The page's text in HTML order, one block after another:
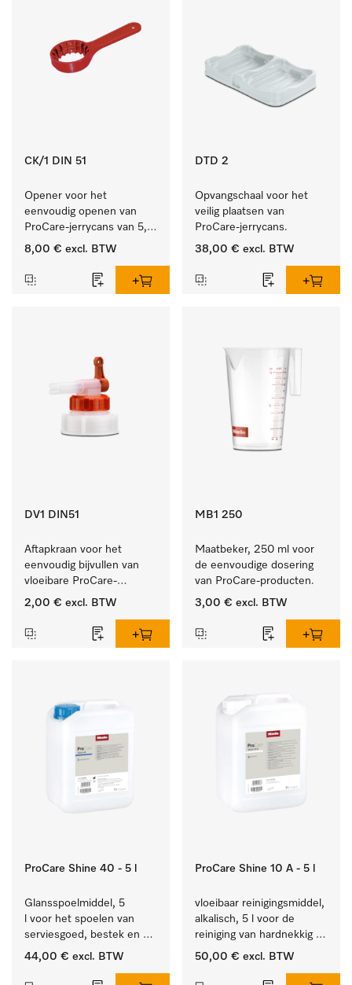
CK/1 DIN 51
Opener voor het
eenvoudig openen van
ProCare-jerrycans van 5,
10 en 20 l.
8,00 € excl. BTW
DTD 2
Opvangschaal voor het
veilig plaatsen van
ProCare-jerrycans.
38,00 € excl. BTW
DV1 DIN51
Aftapkraan voor het
eenvoudig bijvullen van
vloeibare ProCare-
producten.
2,00 € excl. BTW
MB1 250
Maatbeker, 250 ml voor
de eenvoudige dosering
van ProCare-producten.
3,00 € excl. BTW
ProCare Shine 40 - 5 l
Glansspoelmiddel, 5
l voor het spoelen van
serviesgoed, bestek en
ideaal voor glazen.
44,00 € excl. BTW
ProCare Shine 10 A - 5 l
vloeibaar reinigingsmiddel,
alkalisch, 5 l voor de
reiniging van hardnekkig
vuil op serviesgoed,
50,00 € excl. BTW